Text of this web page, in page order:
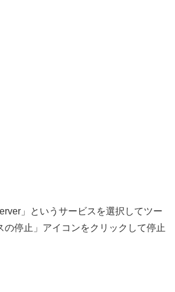
」というサービスを選択してツー
の停止」アイコンをクリックして停止